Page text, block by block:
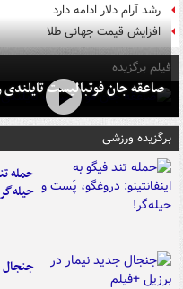
رشد آرام دلار ادامه دارد
افزایش قیمت جهانی طلا
فیلم برگزیده
صاعقه جان فوتبالیست
برگزیده ورزشی
حمله
جنجال